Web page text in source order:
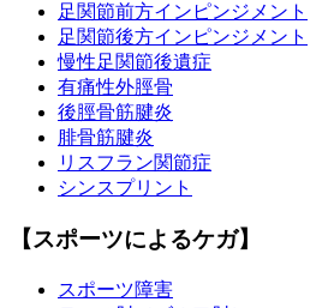
足関節前方インピンジメント
足関節後方インピンジメント
慢性足関節後遺症
有痛性外脛骨
後脛骨筋腱炎
腓骨筋腱炎
リスフラン関節症
シンスプリント
【スポーツによるケガ】
スポーツ障害